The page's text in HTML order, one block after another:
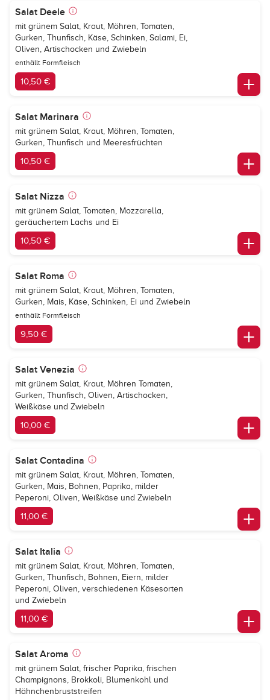
Salat Deele
mit grünem Salat, Kraut, Möhren, Tomaten,
Gurken, Thunfisch, Käse, Schinken, Salami, Ei,
Oliven, Artischocken und Zwiebeln
enthällt Formfleisch
10,50 €
Salat Marinara
mit grünem Salat, Kraut, Möhren, Tomaten,
Gurken, Thunfisch und Meeresfrüchten
10,50 €
Salat Nizza
mit grünem Salat, Tomaten, Mozzarella,
geräuchertem Lachs und Ei
10,50 €
Salat Roma
mit grünem Salat, Kraut, Möhren, Tomaten,
Gurken, Mais, Käse, Schinken, Ei und Zwiebeln
enthällt Formfleisch
9,50 €
Salat Venezia
mit grünem Salat, Kraut, Möhren Tomaten,
Gurken, Thunfisch, Oliven, Artischocken,
Weißkäse und Zwiebeln
10,00 €
Salat Contadina
mit grünem Salat, Kraut, Möhren, Tomaten,
Gurken, Mais, Bohnen, Paprika, milder
Peperoni, Oliven, Weißkäse und Zwiebeln
11,00 €
Salat Italia
mit grünem Salat, Kraut, Möhren, Tomaten,
Gurken, Thunfisch, Bohnen, Eiern, milder
Peperoni, Oliven, verschiedenen Käsesorten
und Zwiebeln
11,00 €
Salat Aroma
mit grünem Salat, frischer Paprika, frischen
Champignons, Brokkoli, Blumenkohl und
Hähnchenbruststreifen